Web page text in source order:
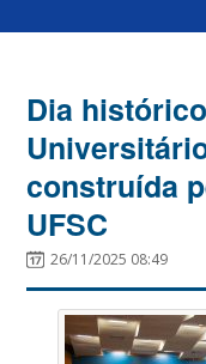
Dia
construída
UFSC
26/11/2025 08:49